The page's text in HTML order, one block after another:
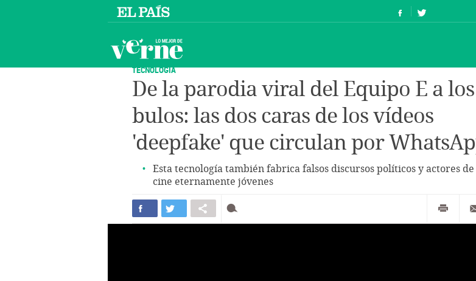
TECNOLOGÍA
De la parodia viral del Equipo E a los
bulos: las dos caras de los vídeos
'deepfake' que circulan por
Esta tecnología también fabrica falsos discursos políticos y actores de
cine eternamente jóvenes